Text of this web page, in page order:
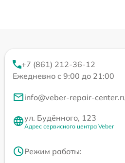
+7 (861) 212-36-12
Ежедневно с 9:00 до 21:00
info@veber-repair-
ул. Будённого, 123
Адрес сервисного центра Veber
Режим работы: